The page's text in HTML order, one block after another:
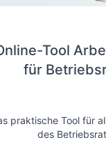
Tool
für
praktische Tool für
des